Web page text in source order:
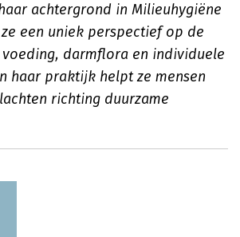
achtergrond in Milieuhygiëne
ze een uniek perspectief op de
darmflora en individuele
haar praktijk helpt ze mensen
richting duurzame